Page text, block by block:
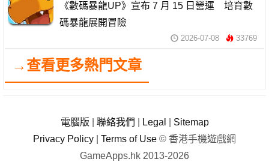
《數碼暴龍UP》宣布 7 月 15 日營運 培育數
碼暴龍展開冒險
2026-07-08 33769
→查看更多熱門文章
電腦版 聯絡我們 Legal
Sitemap
Privacy Policy
Terms of Use © 香港手機遊戲網
GameApps.hk 2013-2026